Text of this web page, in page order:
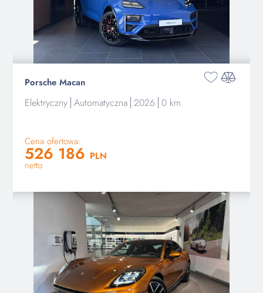
Porsche Macan
Elektryczny Automatyczna 2026 0 km
Cena ofertowa:
526 186 PLN
netto